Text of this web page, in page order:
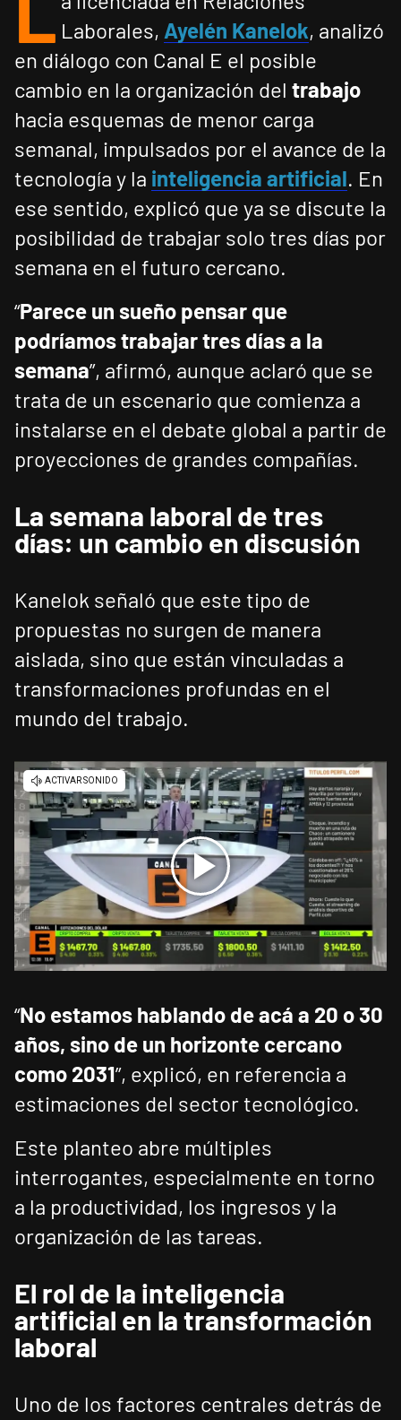
Laborales, Ayelén Kanelok, analizó
en diálogo con Canal E el posible
cambio en la organización del trabajo
hacia esquemas de menor carga
semanal, impulsados por el avance de la
tecnología y la inteligencia artificial. En
ese sentido, explicó que ya se discute la
posibilidad de trabajar solo tres días por
semana en el futuro cercano.
“Parece un sueño pensar que
podríamos trabajar tres días a la
semana”, afirmó, aunque aclaró que se
trata de un escenario que comienza a
instalarse en el debate global a partir de
proyecciones de grandes compañías.
La semana laboral de tres
días: un cambio en discusión
Kanelok señaló que este tipo de
propuestas no surgen de manera
aislada, sino que están vinculadas a
transformaciones profundas en el
mundo del trabajo.
“No estamos hablando de acá a 20 o 30
años, sino de un horizonte cercano
como 2031”, explicó, en referencia a
estimaciones del sector tecnológico.
Este planteo abre múltiples
interrogantes, especialmente en torno
a la productividad, los ingresos y la
organización de las tareas.
El rol de la inteligencia
artificial en la transformación
laboral
Uno de los factores centrales detrás de